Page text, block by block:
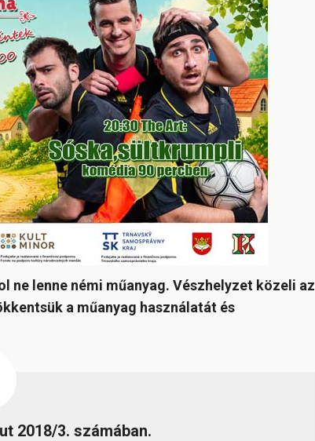
ne lenne némi műanyag. Vészhelyzet közeli az
a műanyag használatát és
2018/3. számában.